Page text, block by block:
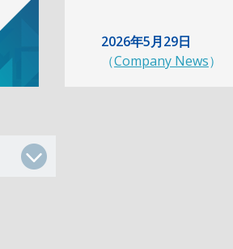
2026年5月29日
（Company News）